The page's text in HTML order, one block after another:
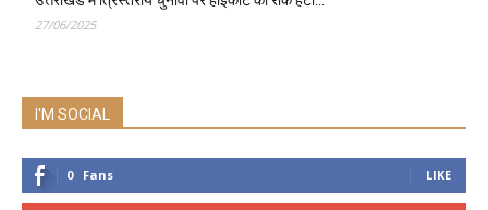
27/06/2025
I'M SOCIAL
0 Fans LIKE